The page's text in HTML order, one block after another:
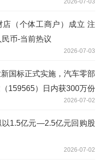
店（个体工商户）成立 注
币-当前热议
2026-07-03
国标正式实施，汽车零部
159565）日内获300万份
2026-07-02
以1.5亿元—2.5亿元回购股
2026-07-02